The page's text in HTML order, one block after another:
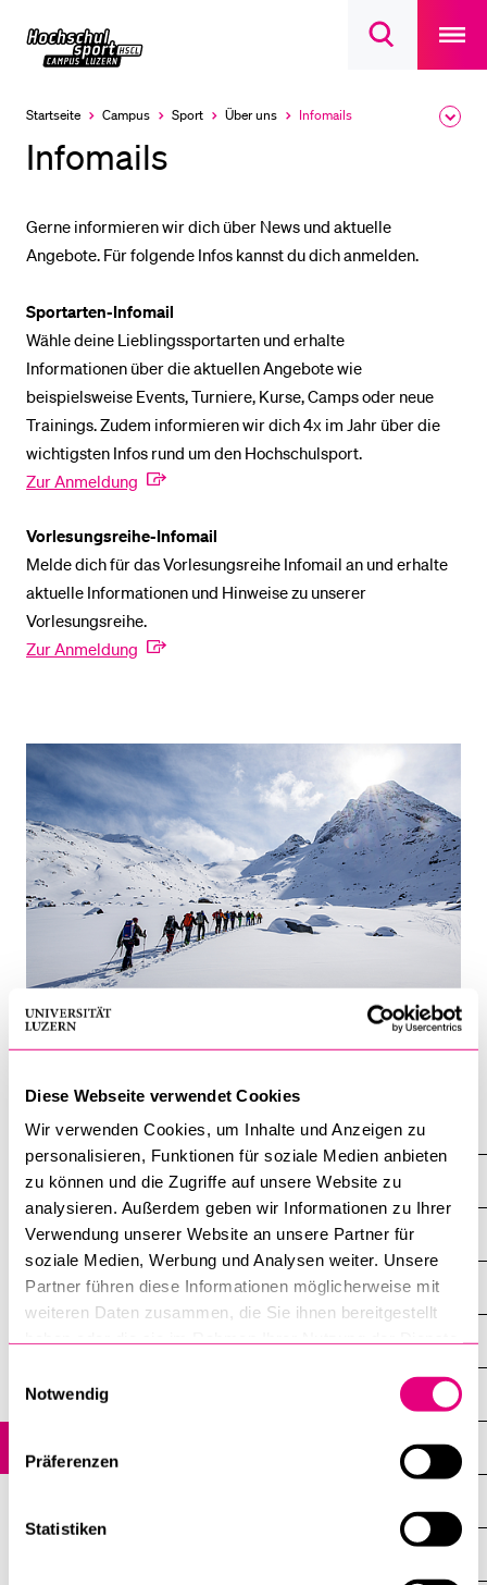
Diese Webseite verwendet Cookies
Wir verwenden Cookies, um Inhalte und Anzeigen zu
personalisieren, Funktionen für soziale Medien anbieten
zu können und die Zugriffe auf unsere Website zu
analysieren. Außerdem geben wir Informationen zu Ihrer
Verwendung unserer Website an unsere Partner für
soziale Medien, Werbung und Analysen weiter. Unsere
Partner führen diese Informationen möglicherweise mit
weiteren Daten zusammen, die Sie ihnen bereitgestellt
Notwendig
Präferenzen
Statistiken
Suchdialog
main
Universität
Startseite Campus Sport Über uns
Aktuell
Infomails
Sport
Über uns
Kontakt und Öffnungszeiten
Mitarbeitende
Trainingsleitende
Offene Stellen
Infomails
Gerne informieren wir dich über News und aktuelle
Angebote. Für folgende Infos kannst du dich anmelden.
Sportarten-Infomail
Wähle deine Lieblingssportarten und erhalte
Informationen über die aktuellen Angebote wie
beispielsweise Events, Turniere, Kurse, Camps oder neue
Trainings. Zudem informieren wir dich 4x im Jahr über die
wichtigsten Infos rund um den Hochschulsport.
Zur Anmeldung
Vorlesungsreihe-Infomail
Melde dich für das Vorlesungsreihe Infomail an und erhalte
aktuelle Informationen und Hinweise zu unserer
Vorlesungsreihe.
Zur Anmeldung
LETZTE SUCHEN
DIE UNI FÜR…
Studien­interessierte
Studierende
Mitarbeitende
Alumni
Stellensuchende
Förderer
Medien
BELIEBTE INHALTE
Vorlesungsverzeichnis
Bibliothek
Sportangebot
Anmeldung und Zulassung